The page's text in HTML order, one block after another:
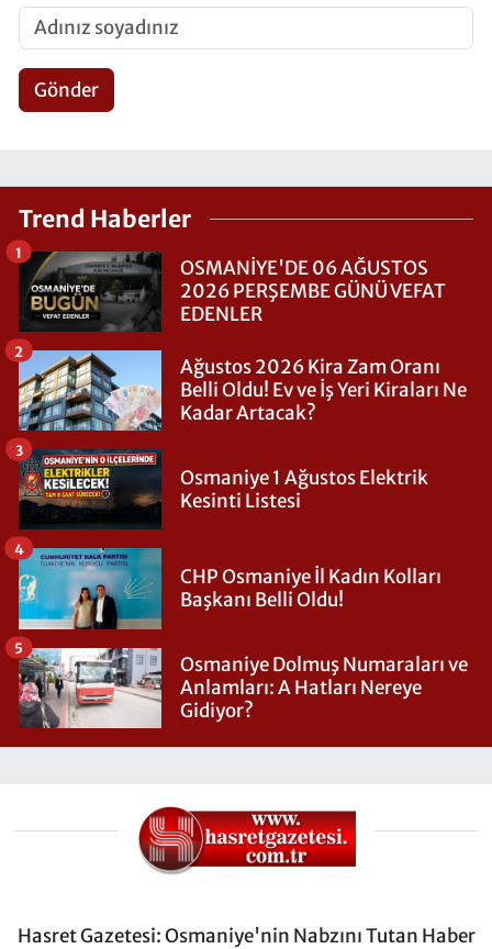
Gönder
Trend Haberler
OSMANİYE'DE 06 AĞUSTOS
2026 PERŞEMBE GÜNÜ VEFAT
EDENLER
1
Ağustos 2026 Kira Zam Oranı
Belli Oldu! Ev ve İş Yeri Kiraları Ne
Kadar Artacak?
2
Osmaniye 1 Ağustos Elektrik
Kesinti Listesi
3
CHP Osmaniye İl Kadın Kolları
Başkanı Belli Oldu!
4
Osmaniye Dolmuş Numaraları ve
Anlamları: A Hatları Nereye
Gidiyor?
5
Hasret Gazetesi: Osmaniye'nin Nabzını Tutan Haber